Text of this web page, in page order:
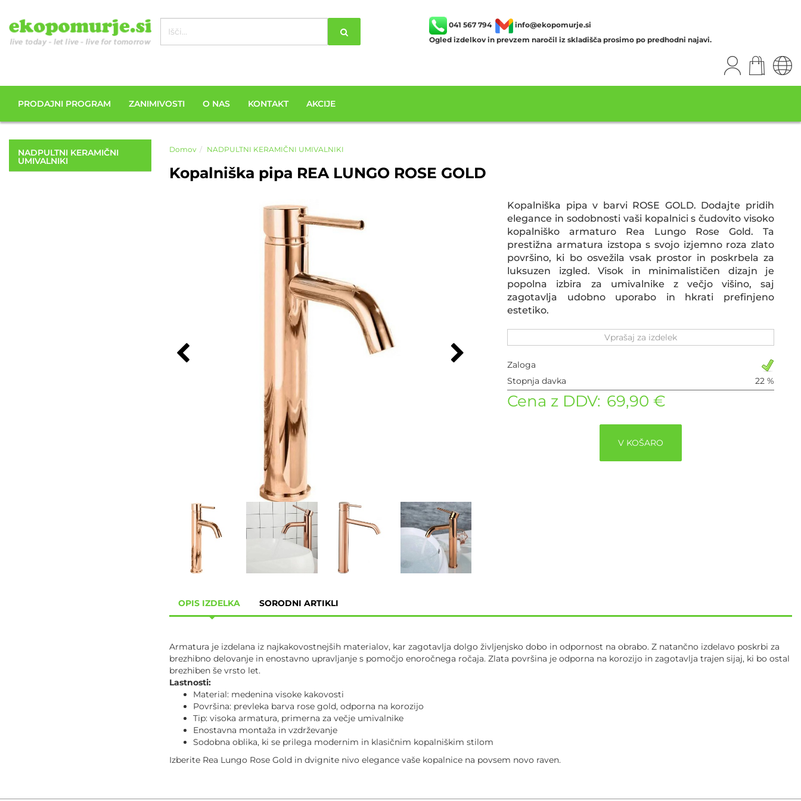
041 567 794
info@ekopomurje.si
Ogled izdelkov in prevzem naročil iz skladišča prosimo po predhodni najavi.
PRODAJNI PROGRAM ZANIMIVOSTI O NAS KONTAKT AKCIJE
NADPULTNI KERAMIČNI
UMIVALNIKI
Domov NADPULTNI KERAMIČNI UMIVALNIKI
Kopalniška pipa REA LUNGO ROSE GOLD
Kopalniška pipa v barvi ROSE GOLD. Dodajte pridih
elegance in sodobnosti vaši kopalnici s čudovito visoko
kopalniško armaturo Rea Lungo Rose Gold. Ta
prestižna armatura izstopa s svojo izjemno roza zlato
površino, ki bo osvežila vsak prostor in poskrbela za
luksuzen izgled. Visok in minimalističen dizajn je
popolna izbira za umivalnike z večjo višino, saj
zagotavlja udobno uporabo in hkrati prefinjeno
estetiko.
Vprašaj za izdelek
Zaloga
Stopnja davka
22 %
Cena z DDV: 69,90 €
V KOŠARO
OPIS IZDELKA SORODNI ARTIKLI
Armatura je izdelana iz najkakovostnejših materialov, kar zagotavlja dolgo življenjsko dobo in odpornost na obrabo. Z natančno izdelavo poskrbi za
brezhibno delovanje in enostavno upravljanje s pomočjo enoročnega ročaja. Zlata površina je odporna na korozijo in zagotavlja trajen sijaj, ki bo ostal
brezhiben še vrsto let.
Lastnosti:
Material: medenina visoke kakovosti
Površina: prevleka barva rose gold, odporna na korozijo
Tip: visoka armatura, primerna za večje umivalnike
Enostavna montaža in vzdrževanje
Sodobna oblika, ki se prilega modernim in klasičnim kopalniškim stilom
Izberite Rea Lungo Rose Gold in dvignite nivo elegance vaše kopalnice na povsem novo raven.